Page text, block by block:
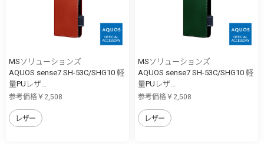
MSソリューションズ
AQUOS sense7 SH-53C/SHG10 軽
量PUレザ...
参考価格￥2,508
レザー
MSソリューションズ
AQUOS sense7 SH-53C/SHG10 軽
量PUレザ...
参考価格￥2,508
レザー